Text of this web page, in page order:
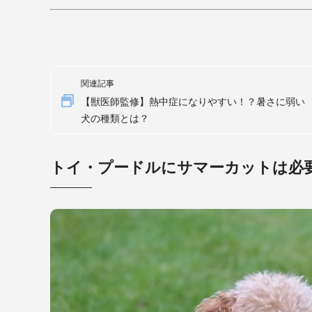
関連記事
【獣医師監修】熱中症になりやすい！？暑さに弱い
犬の種類とは？
トイ・プードルにサマーカットは必